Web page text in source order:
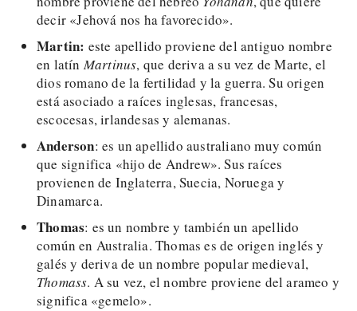
decir «Jehová nos ha favorecido».
Martin: este apellido proviene del antiguo nombre
en latínMartinus, que deriva a su vez de Marte, el
dios romano de la fertilidad y la guerra. Su origen
está asociado a raíces inglesas, francesas,
escocesas, irlandesas y alemanas.
Anderson: es un apellido australiano muy común
que significa «hijo de Andrew». Sus raíces
provienen de Inglaterra, Suecia, Noruega y
Dinamarca.
Thomas: es un nombre y también un apellido
común en Australia. Thomas es de origen inglés y
galés y deriva de un nombre popular medieval,
Thomass. A su vez, el nombre proviene del arameo y
significa «gemelo».